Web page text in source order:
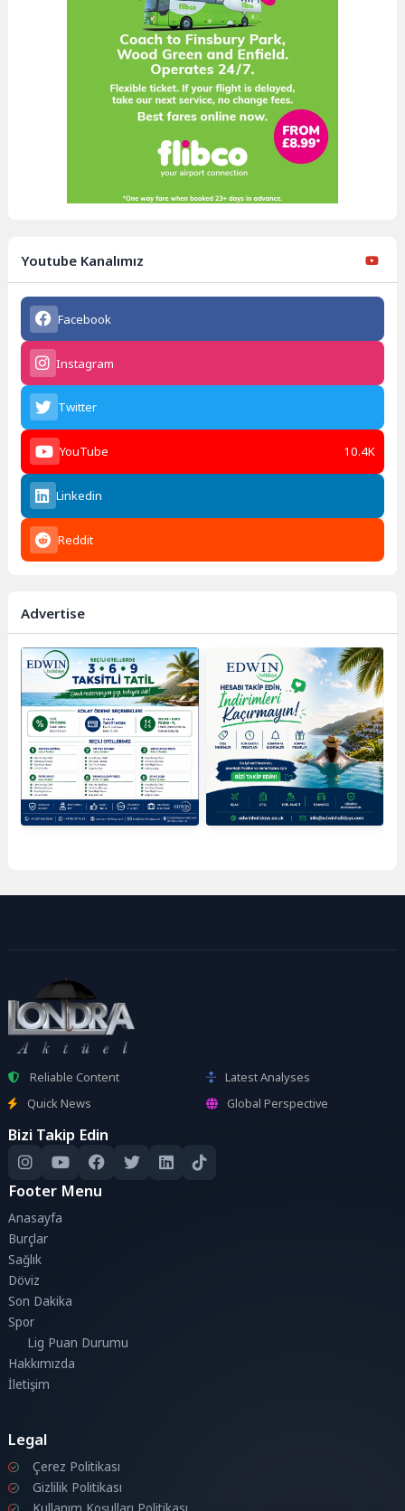
Youtube Kanalımız
Facebook
Instagram
Twitter
YouTube 10.4K
Linkedin
Reddit
Advertise
Reliable Content
Latest Analyses
Quick News
Global Perspective
Bizi Takip Edin
Footer Menu
Anasayfa
Burçlar
Sağlık
Döviz
Son Dakika
Spor
Lig Puan Durumu
Hakkımızda
İletişim
Legal
Çerez Politikası
Gizlilik Politikası